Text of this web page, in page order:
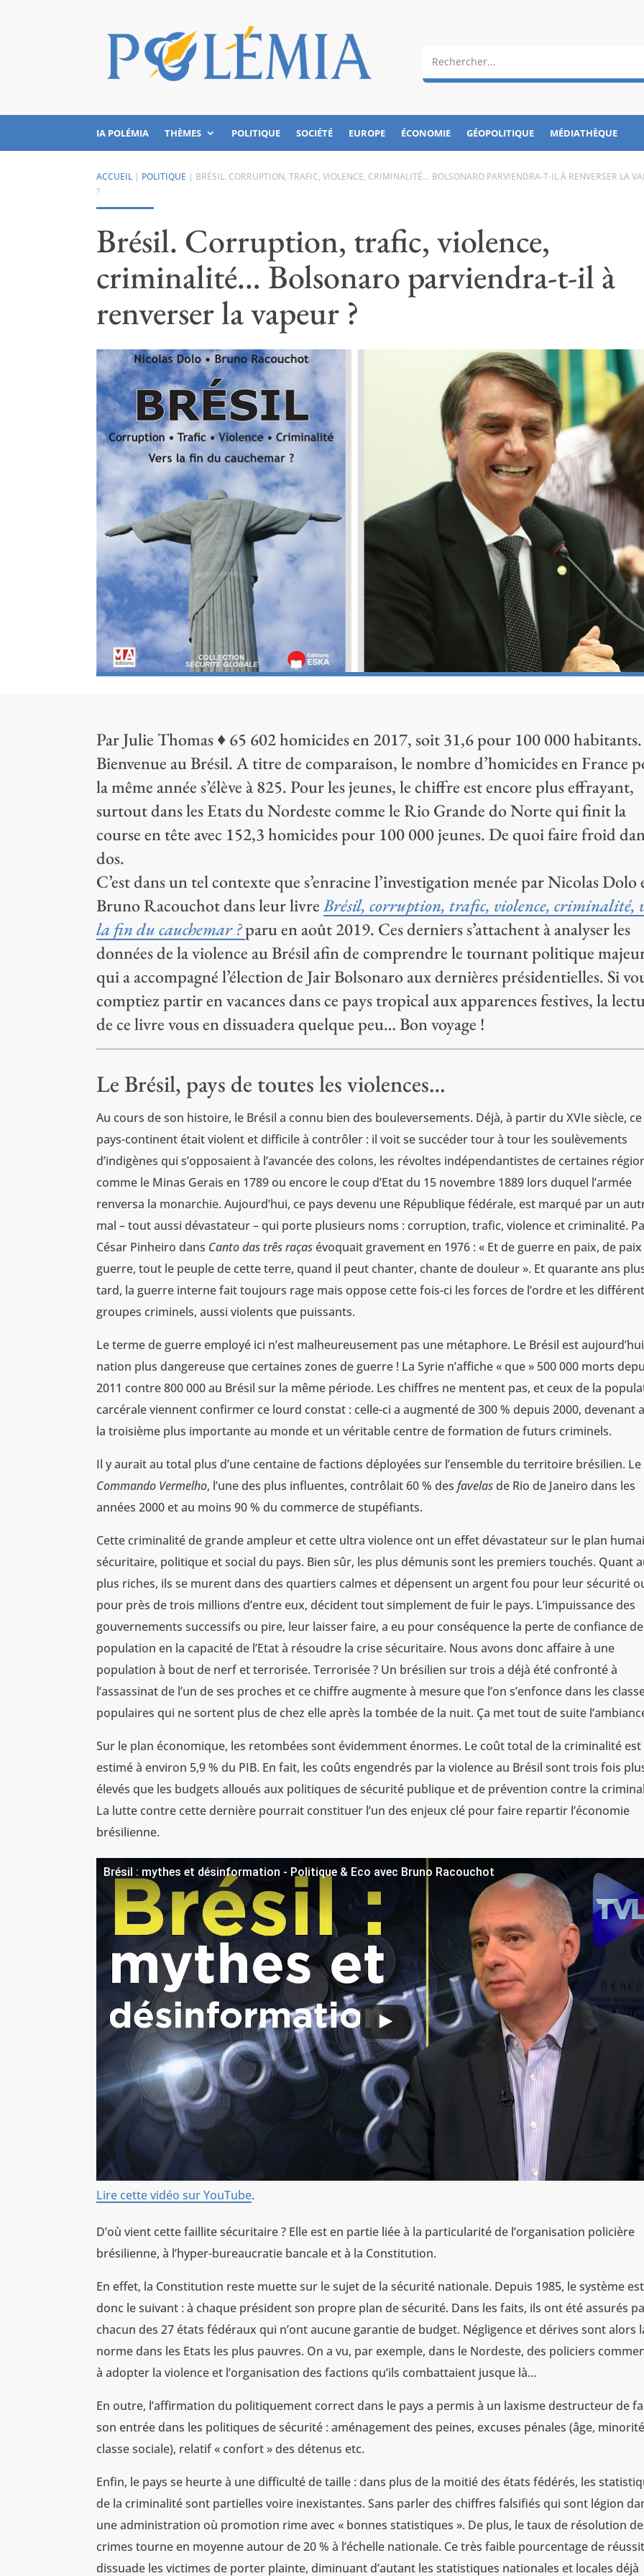
IA POLÉMIA THÈMES POLITIQUE SOCIÉTÉ EUROPE ÉCONOMIE GÉOPOLITIQUE MÉDIATHÈQUE
ACCUEIL | POLITIQUE | BRÉSIL. CORRUPTION, TRAFIC, VIOLENCE, CRIMINALITÉ… BOLSONARO PARVIENDRA-T-IL À RENVERSER LA
?
Brésil. Corruption, trafic, violence,
criminalité… Bolsonaro parviendra-t-il à
renverser la vapeur ?
Par Julie Thomas ♦ 65 602 homicides en 2017, soit 31,6 pour 100 000 habitants.
Bienvenue au Brésil. A titre de comparaison, le nombre d’homicides en France
la même année s’élève à 825. Pour les jeunes, le chiffre est encore plus effrayant,
surtout dans les Etats du Nordeste comme le Rio Grande do Norte qui finit la
course en tête avec 152,3 homicides pour 100 000 jeunes. De quoi faire froid
dos.
C’est dans un tel contexte que s’enracine l’investigation menée par Nicolas Dolo
Bruno Racouchot dans leur livreBrésil, corruption, trafic, violence, criminalité,
la fin du cauchemar ?paru en août 2019. Ces derniers s’attachent à analyser les
données de la violence au Brésil afin de comprendre le tournant politique
qui a accompagné l’élection de Jair Bolsonaro aux dernières présidentielles. Si
comptiez partir en vacances dans ce pays tropical aux apparences festives, la
de ce livre vous en dissuadera quelque peu… Bon voyage !
Le Brésil, pays de toutes les violences…
Au cours de son histoire, le Brésil a connu bien des bouleversements. Déjà, à partir du XVIe siècle, ce
pays-continent était violent et difficile à contrôler : il voit se succéder tour à tour les soulèvements
d’indigènes qui s’opposaient à l’avancée des colons, les révoltes indépendantistes de certaines
comme le Minas Gerais en 1789 ou encore le coup d’Etat du 15 novembre 1889 lors duquel l’armée
renversa la monarchie. Aujourd’hui, ce pays devenu une République fédérale, est marqué par un
mal – tout aussi dévastateur – qui porte plusieurs noms : corruption, trafic, violence et criminalité.
César Pinheiro dans Canto das três raças évoquait gravement en 1976 : « Et de guerre en paix, de paix
guerre, tout le peuple de cette terre, quand il peut chanter, chante de douleur ». Et quarante ans
tard, la guerre interne fait toujours rage mais oppose cette fois-ci les forces de l’ordre et les
groupes criminels, aussi violents que puissants.
Le terme de guerre employé ici n’est malheureusement pas une métaphore. Le Brésil est
nation plus dangereuse que certaines zones de guerre ! La Syrie n’affiche « que » 500 000 morts
2011 contre 800 000 au Brésil sur la même période. Les chiffres ne mentent pas, et ceux de la
carcérale viennent confirmer ce lourd constat : celle-ci a augmenté de 300 % depuis 2000, devenant
la troisième plus importante au monde et un véritable centre de formation de futurs criminels.
Il y aurait au total plus d’une centaine de factions déployées sur l’ensemble du territoire brésilien. Le
Commando Vermelho, l’une des plus influentes, contrôlait 60 % des favelas de Rio de Janeiro dans les
années 2000 et au moins 90 % du commerce de stupéfiants.
Cette criminalité de grande ampleur et cette ultra violence ont un effet dévastateur sur le plan
sécuritaire, politique et social du pays. Bien sûr, les plus démunis sont les premiers touchés. Quant
plus riches, ils se murent dans des quartiers calmes et dépensent un argent fou pour leur sécurité
pour près de trois millions d’entre eux, décident tout simplement de fuir le pays. L’impuissance des
gouvernements successifs ou pire, leur laisser faire, a eu pour conséquence la perte de confiance
population en la capacité de l’Etat à résoudre la crise sécuritaire. Nous avons donc affaire à une
population à bout de nerf et terrorisée. Terrorisée ? Un brésilien sur trois a déjà été confronté à
l’assassinat de l’un de ses proches et ce chiffre augmente à mesure que l’on s’enfonce dans les
populaires qui ne sortent plus de chez elle après la tombée de la nuit. Ça met tout de suite
Sur le plan économique, les retombées sont évidemment énormes. Le coût total de la criminalité est
estimé à environ 5,9 % du PIB. En fait, les coûts engendrés par la violence au Brésil sont trois fois
élevés que les budgets alloués aux politiques de sécurité publique et de prévention contre la
La lutte contre cette dernière pourrait constituer l’un des enjeux clé pour faire repartir l’économie
brésilienne.
Brésil : mythes et désinformation - Politique & Eco avec Bruno Racouchot
Lire cette vidéo sur YouTube.
D’où vient cette faillite sécuritaire ? Elle est en partie liée à la particularité de l’organisation policière
brésilienne, à l’hyper-bureaucratie bancale et à la Constitution.
En effet, la Constitution reste muette sur le sujet de la sécurité nationale. Depuis 1985, le système est
donc le suivant : à chaque président son propre plan de sécurité. Dans les faits, ils ont été assurés
chacun des 27 états fédéraux qui n’ont aucune garantie de budget. Négligence et dérives sont alors
norme dans les Etats les plus pauvres. On a vu, par exemple, dans le Nordeste, des policiers
à adopter la violence et l’organisation des factions qu’ils combattaient jusque là…
En outre, l’affirmation du politiquement correct dans le pays a permis à un laxisme destructeur de
son entrée dans les politiques de sécurité : aménagement des peines, excuses pénales (âge,
classe sociale), relatif « confort » des détenus etc.
Enfin, le pays se heurte à une difficulté de taille : dans plus de la moitié des états fédérés, les
de la criminalité sont partielles voire inexistantes. Sans parler des chiffres falsifiés qui sont légion
une administration où promotion rime avec « bonnes statistiques ». De plus, le taux de résolution
crimes tourne en moyenne autour de 20 % à l’échelle nationale. Ce très faible pourcentage de
dissuade les victimes de porter plainte, diminuant d’autant les statistiques nationales et locales déjà